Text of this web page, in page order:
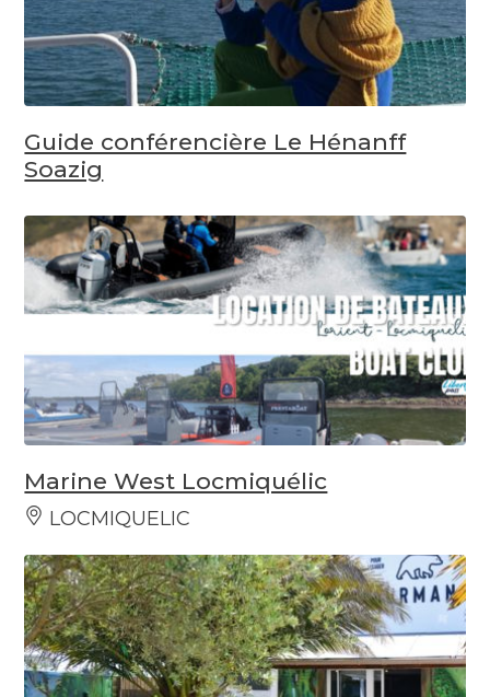
Guide conférencière Le Hénanff
Soazig
Marine West Locmiquélic
LOCMIQUELIC